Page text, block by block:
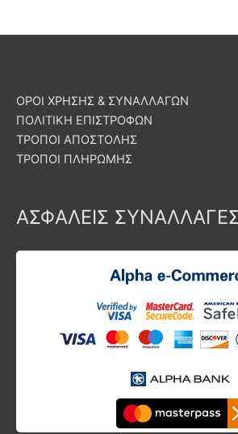
ΟΡΟΙ ΧΡΗΣΗΣ & ΣΥΝΑΛΛΑΓΩΝ
ΠΟΛΙΤΙΚΗ ΕΠΙΣΤΡΟΦΩΝ
ΤΡΟΠΟΙ ΑΠΟΣΤΟΛΗΣ
ΤΡΟΠΟΙ ΠΛΗΡΩΜΗΣ
ΑΣΦΑΛΕΙΣ